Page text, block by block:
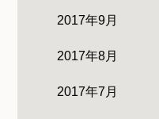
2017年9月
2017年8月
2017年7月